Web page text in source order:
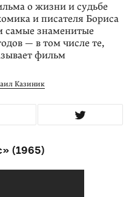
о жизни и судьбе
и писателя Бориса
самые знаменитые
— в том числе те,
фильм
Казиник
(1965)